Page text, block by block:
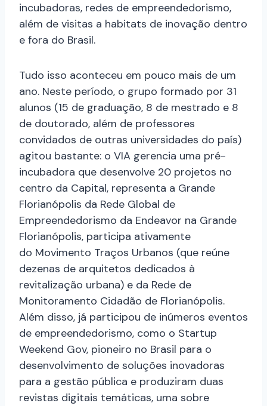
incubadoras, redes de empreendedorismo,
além de visitas a habitats de inovação dentro
e fora do Brasil.
Tudo isso aconteceu em pouco mais de um
ano. Neste período, o grupo formado por 31
alunos (15 de graduação, 8 de mestrado e 8
de doutorado, além de professores
convidados de outras universidades do país)
agitou bastante: o VIA gerencia uma pré-
incubadora que desenvolve 20 projetos no
centro da Capital, representa a Grande
Florianópolis da Rede Global de
Empreendedorismo da Endeavor na Grande
Florianópolis, participa ativamente
do Movimento Traços Urbanos (que reúne
dezenas de arquitetos dedicados à
revitalização urbana) e da Rede de
Monitoramento Cidadão de Florianópolis.
Além disso, já participou de inúmeros eventos
de empreendedorismo, como o Startup
Weekend Gov, pioneiro no Brasil para o
desenvolvimento de soluções inovadoras
para a gestão pública e produziram duas
revistas digitais temáticas, uma sobre